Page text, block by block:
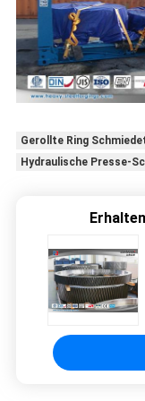
Gerollte Ring
Hydraulische Presse-